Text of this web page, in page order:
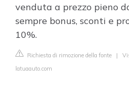
venduta a prezzo pieno
sempre bonus, sconti e
10%.
Richiesta di rimozione della fonte |
latuaauto.com